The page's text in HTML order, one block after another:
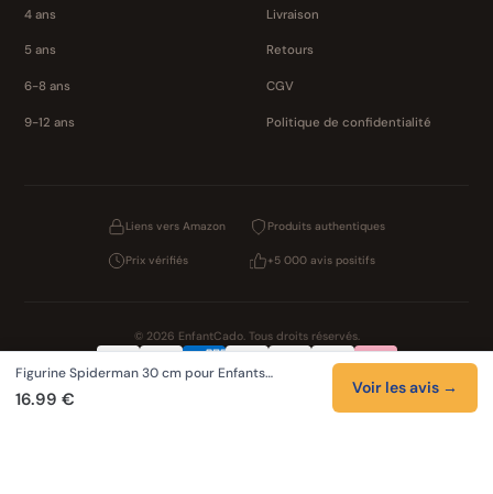
4 ans
5 ans
6-8 ans
9-12 ans
Livraison
Retours
CGV
Politique de confidentialité
Liens vers Amazon Produits authentiques
Prix vérifiés +5 000 avis positifs
© 2026 EnfantCado. Tous droits réservés.
ConfidentialitéCGVCookies Mentions légales
Figurine Spiderman 30 cm pour Enfants…
16.99 €
Voir les avis →